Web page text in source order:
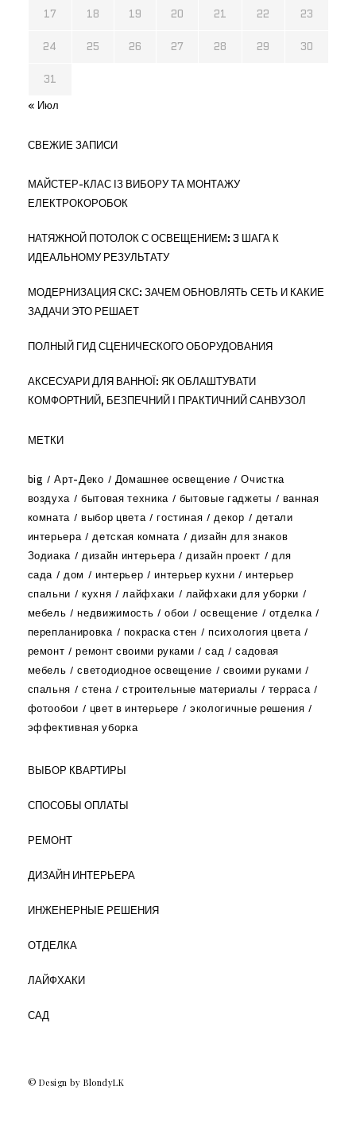
17 18 19 20 21 22 23
24 25 26 27 28 29 30
31
« Июл
СВЕЖИЕ ЗАПИСИ
МАЙСТЕР-КЛАС ІЗ ВИБОРУ ТА МОНТАЖУ
ЕЛЕКТРОКОРОБОК
НАТЯЖНОЙ ПОТОЛОК С ОСВЕЩЕНИЕМ: 3 ШАГА К
ИДЕАЛЬНОМУ РЕЗУЛЬТАТУ
МОДЕРНИЗАЦИЯ СКС: ЗАЧЕМ ОБНОВЛЯТЬ СЕТЬ И КАКИЕ
ЗАДАЧИ ЭТО РЕШАЕТ
ПОЛНЫЙ ГИД СЦЕНИЧЕСКОГО ОБОРУДОВАНИЯ
АКСЕСУАРИ ДЛЯ ВАННОЇ: ЯК ОБЛАШТУВАТИ
КОМФОРТНИЙ, БЕЗПЕЧНИЙ І ПРАКТИЧНИЙ САНВУЗОЛ
МЕТКИ
big Арт-Деко Домашнее освещение
Очистка
воздуха
бытовая техника бытовые гаджеты
ванная
комната
выбор цвета гостиная декор
детали
интерьера
детская комната
дизайн для знаков
Зодиака
дизайн интерьера дизайн проект
для
сада
дом интерьер интерьер кухни
интерьер
спальни
кухня лайфхаки
лайфхаки для уборки
мебель
недвижимость обои освещение
отделка
перепланировка
покраска стен
психология цвета
ремонт
ремонт своими руками сад
садовая
мебель
светодиодное освещение
своими руками
спальня
стена строительные материалы
терраса
фотообои
цвет в интерьере
экологичные решения
эффективная уборка
ВЫБОР КВАРТИРЫ
СПОСОБЫ ОПЛАТЫ
РЕМОНТ
ДИЗАЙН ИНТЕРЬЕРА
ИНЖЕНЕРНЫЕ РЕШЕНИЯ
ОТДЕЛКА
ЛАЙФХАКИ
САД
© Design by BlondyLK